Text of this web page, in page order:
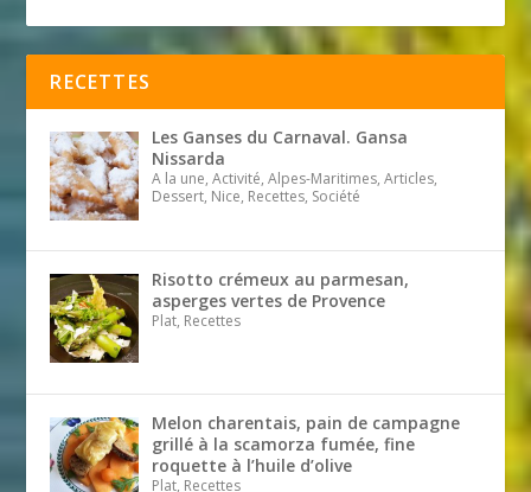
RECETTES
Les Ganses du Carnaval. Gansa
Nissarda
A la une, Activité, Alpes-Maritimes, Articles,
Dessert, Nice, Recettes, Société
Risotto crémeux au parmesan,
asperges vertes de Provence
Plat, Recettes
Melon charentais, pain de campagne
grillé à la scamorza fumée, fine
roquette à l’huile d’olive
Plat, Recettes